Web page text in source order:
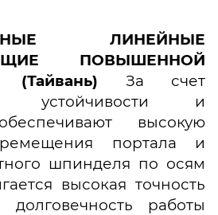
ЛИНЕЙНЫЕ
ПОВЫШЕННОЙ
(Тайвань) За счет
устойчивости и
высокую
портала и
шпинделя по осям
высокая точность
работы